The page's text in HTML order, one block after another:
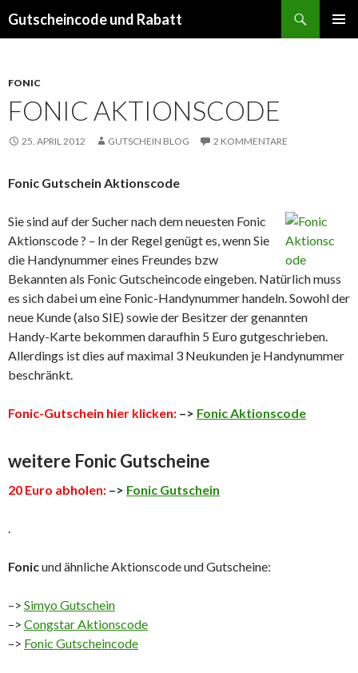
Gutscheincode und Rabatt
FONIC
FONIC AKTIONSCODE
25. APRIL 2012 GUTSCHEIN BLOG 2 KOMMENTARE
Fonic Gutschein Aktionscode
Sie sind auf der Sucher nach dem neuesten Fonic
Aktionscode ? – In der Regel genügt es, wenn Sie
die Handynummer eines Freundes bzw
Bekannten als Fonic Gutscheincode eingeben. Natürlich muss
es sich dabei um eine Fonic-Handynummer handeln. Sowohl der
neue Kunde (also SIE) sowie der Besitzer der genannten
Handy-Karte bekommen daraufhin 5 Euro gutgeschrieben.
Allerdings ist dies auf maximal 3 Neukunden je Handynummer
beschränkt.
Fonic-Gutschein hier klicken: –> Fonic Aktionscode
weitere Fonic Gutscheine
20 Euro abholen: –> Fonic Gutschein
.
Fonicund ähnliche Aktionscode und Gutscheine:
–> Simyo Gutschein
–> Congstar Aktionscode
–> Fonic Gutscheincode